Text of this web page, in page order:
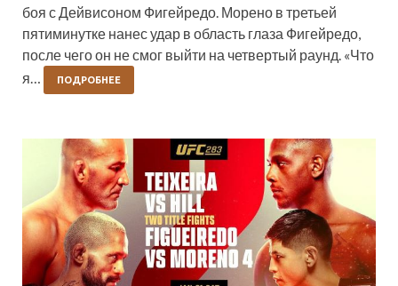
боя с Дейвисоном Фигейредо. Морено в третьей
пятиминутке нанес удар в область глаза Фигейредо,
после чего он не смог выйти на четвертый раунд. «Что
я…
ПОДРОБНЕЕ